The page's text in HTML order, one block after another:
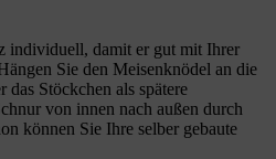
individuell, damit er gut mit Ihrer
Sie den Meisenknödel an die
das Stöckchen als spätere
von innen nach außen durch
können Sie Ihre selber gebaute